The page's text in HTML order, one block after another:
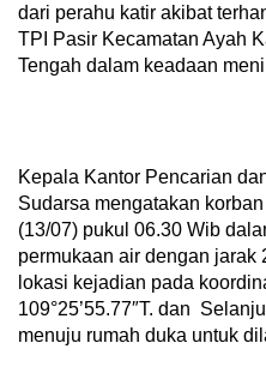
dari perahu katir akibat
TPI Pasir Kecamatan Ayah
Tengah dalam keadaan
Kepala Kantor Pencarian
Sudarsa mengatakan
(13/07) pukul 06.30 Wib
permukaan air dengan jarak
lokasi kejadian pada
109°25’55.77″T. dan
menuju rumah duka untuk